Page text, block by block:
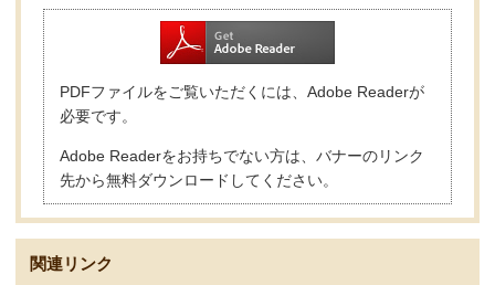
PDFファイルをご覧いただくには、Adobe Readerが
必要です。
Adobe Readerをお持ちでない方は、バナーのリンク
先から無料ダウンロードしてください。
関連リンク